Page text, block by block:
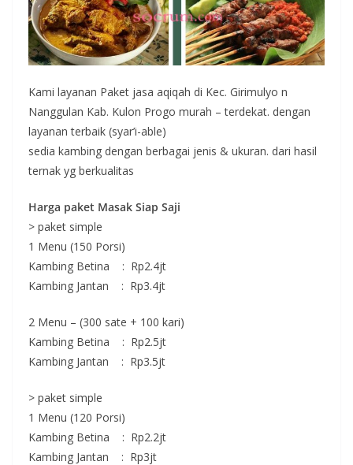
Kami layanan Paket jasa aqiqah di Kec. Girimulyo n
Nanggulan Kab. Kulon Progo murah – terdekat. dengan
layanan terbaik (syar’i-able)
sedia kambing dengan berbagai jenis & ukuran. dari hasil
ternak yg berkualitas
Harga paket Masak Siap Saji
> paket simple
1 Menu (150 Porsi)
Kambing Betina : Rp2.4jt
Kambing Jantan : Rp3.4jt
2 Menu – (300 sate + 100 kari)
Kambing Betina : Rp2.5jt
Kambing Jantan : Rp3.5jt
> paket simple
1 Menu (120 Porsi)
Kambing Betina : Rp2.2jt
Kambing Jantan : Rp3jt